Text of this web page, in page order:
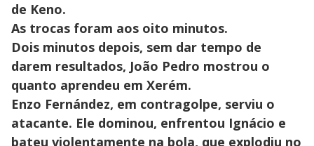
de Keno.
As trocas foram aos oito minutos.
Dois minutos depois, sem dar tempo de
darem resultados, João Pedro mostrou o
quanto aprendeu em Xerém.
Enzo Fernández, em contragolpe, serviu o
atacante. Ele dominou, enfrentou Ignácio e
bateu violentamente na bola, que explodiu no